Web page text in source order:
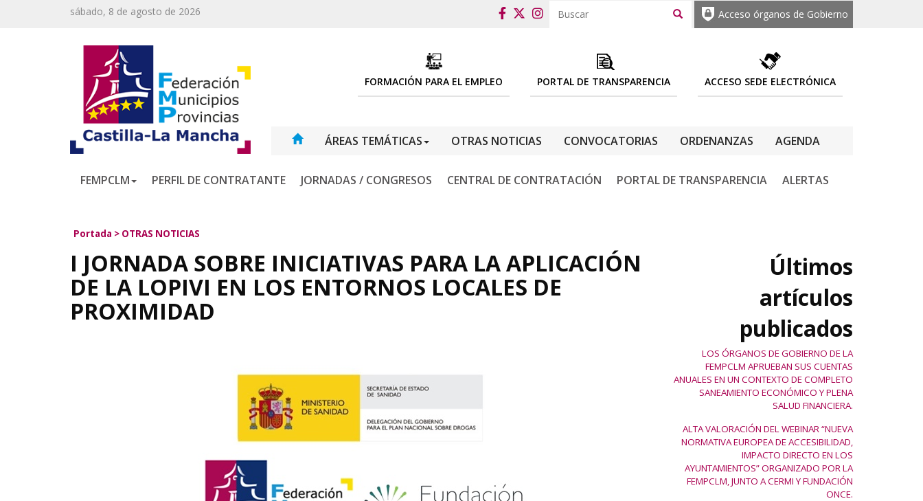
sábado, 8 de agosto de 2026 Acceso órganos de Gobierno
ACCESO SEDE ELECTRÓNICA
PORTAL DE TRANSPARENCIA
FORMACIÓN PARA EL EMPLEO
ÁREAS TEMÁTICAS OTRAS NOTICIAS CONVOCATORIAS ORDENANZAS AGENDA
FEMPCLM PERFIL DE CONTRATANTE JORNADAS / CONGRESOS CENTRAL DE CONTRATACIÓN PORTAL DE TRANSPARENCIA ALERTAS
Portada > OTRAS NOTICIAS
I JORNADA SOBRE INICIATIVAS PARA LA APLICACIÓN
DE LA LOPIVI EN LOS ENTORNOS LOCALES DE
PROXIMIDAD
Últimos
artículos
publicados
LOS ÓRGANOS DE GOBIERNO DE LA
FEMPCLM APRUEBAN SUS CUENTAS
ANUALES EN UN CONTEXTO DE COMPLETO
SANEAMIENTO ECONÓMICO Y PLENA
SALUD FINANCIERA.
ALTA VALORACIÓN DEL WEBINAR “NUEVA
NORMATIVA EUROPEA DE ACCESIBILIDAD,
IMPACTO DIRECTO EN LOS
AYUNTAMIENTOS” ORGANIZADO POR LA
FEMPCLM, JUNTO A CERMI Y FUNDACIÓN
ONCE.